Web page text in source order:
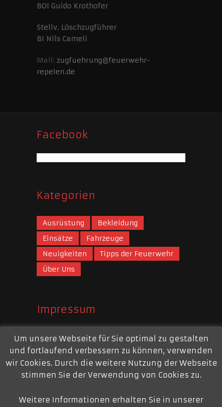
BOI Guido Krothofer
Stellv. Löschzugführer
BI Nils Cameli
Mail: zugfuehrung@feuerwehr-
repelen.de
Facebook
Kategorien
Ausrüstung
Bekleidung
Einsätze
Fahrzeuge
Neuigkeiten
Tipps der Feuerwehr
Über Uns
Impressum
Mail: webmaster@feuerwehr-repelen.de
Impressum
Um unsere Webseite für Sie optimal zu gestalten
und fortlaufend verbessern zu können, verwenden
wir Cookies. Durch die weitere Nutzung der Webseite
stimmen Sie der Verwendung von Cookies zu.
Weitere Informationen erhalten Sie in unserer